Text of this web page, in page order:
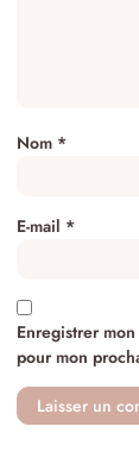
Nom *
E-mail *
Enregistrer
pour mon